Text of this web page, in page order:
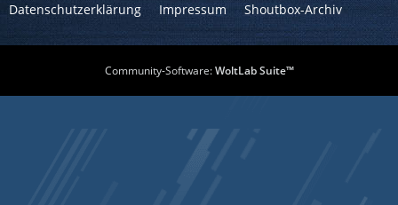
Datenschutzerklärung Impressum Shoutbox-Archiv
Community-Software:WoltLab Suite™